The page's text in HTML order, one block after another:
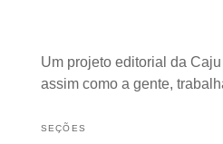
Um projeto editorial da
assim como a gente,
SEÇÕES